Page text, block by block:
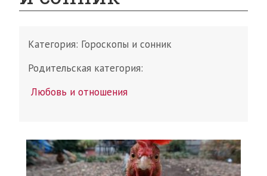
Категория: Гороскопы и сонник
Родительская категория:
Любовь и отношения